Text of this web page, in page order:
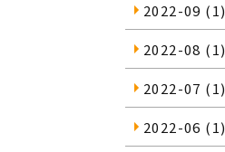
2022-09 (1)
2022-08 (1)
2022-07 (1)
2022-06 (1)